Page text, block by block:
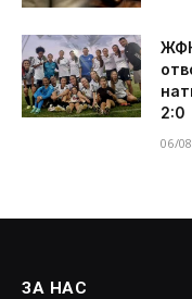
2:0
06/
ЗА НАС